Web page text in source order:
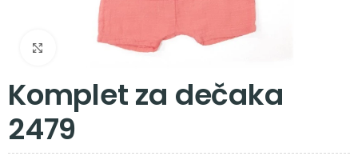
Zumiraj sliku
Komplet za dečaka
2479